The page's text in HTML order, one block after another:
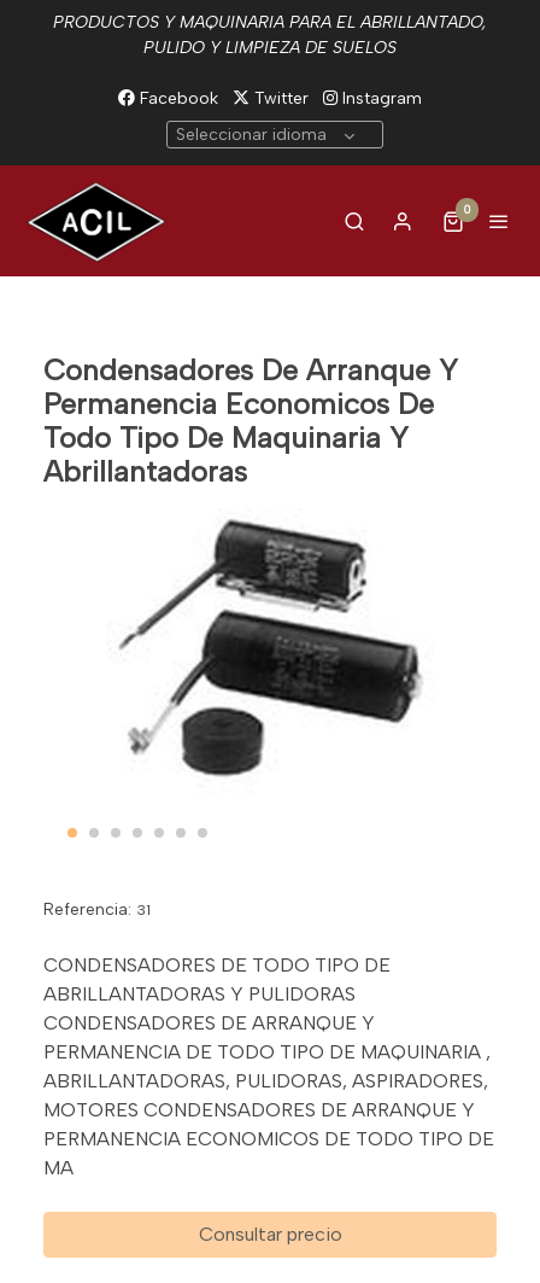
PRODUCTOS Y MAQUINARIA PARA EL ABRILLANTADO,
PULIDO Y LIMPIEZA DE SUELOS
Facebook Twitter
Instagram
Seleccionar idioma
0
Condensadores De Arranque Y
Permanencia Economicos De
Todo Tipo De Maquinaria Y
Abrillantadoras
Referencia: 31
CONDENSADORES DE TODO TIPO DE
ABRILLANTADORAS Y PULIDORAS
CONDENSADORES DE ARRANQUE Y
PERMANENCIA DE TODO TIPO DE MAQUINARIA ,
ABRILLANTADORAS, PULIDORAS, ASPIRADORES,
MOTORES CONDENSADORES DE ARRANQUE Y
PERMANENCIA ECONOMICOS DE TODO TIPO DE
MA
Consultar precio